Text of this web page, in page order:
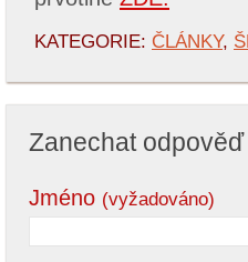
KATEGORIE: ČLÁNKY,
Zanechat odpověď
Jméno (vyžadováno)